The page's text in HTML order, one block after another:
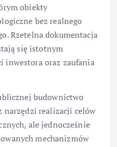
obiekty
bez realnego
Rzetelna dokumentacja
się istotnym
inwestora oraz zaufania
budownictwo
narzędzi realizacji celów
ale jednocześnie
mechanizmów